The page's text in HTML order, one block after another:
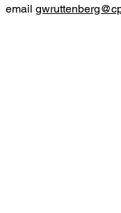
email